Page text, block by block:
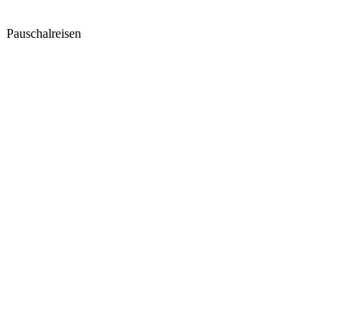
Pauschalreisen